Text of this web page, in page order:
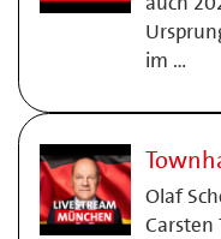
im …
Olaf
Carsten